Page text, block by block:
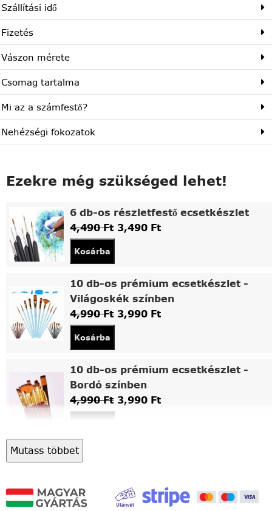
Szállítási idő
Fizetés
Vászon mérete
Csomag tartalma
Mi az a számfestő?
Nehézségi fokozatok
Ezekre még szükséged lehet!
6 db-os részletfestő ecsetkészlet
4,490Ft 3,490 Ft
Kosárba
10 db-os prémium ecsetkészlet -
Világoskék színben
4,990Ft 3,990 Ft
Kosárba
10 db-os prémium ecsetkészlet -
Bordó színben
4,990Ft 3,990 Ft
Asztali fa festőállvány
Kosárba
Mutass többet